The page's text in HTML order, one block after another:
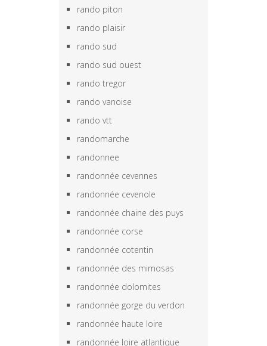
rando piton
rando plaisir
rando sud
rando sud ouest
rando tregor
rando vanoise
rando vtt
randomarche
randonnee
randonnée cevennes
randonnée cevenole
randonnée chaine des puys
randonnée corse
randonnée cotentin
randonnée des mimosas
randonnée dolomites
randonnée gorge du verdon
randonnée haute loire
randonnée loire atlantique